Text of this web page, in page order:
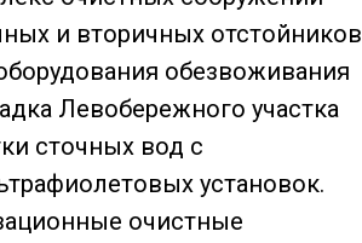
и вторичных отстойников
обезвоживания
Левобережного участка
сточных вод с
установок.
очистные